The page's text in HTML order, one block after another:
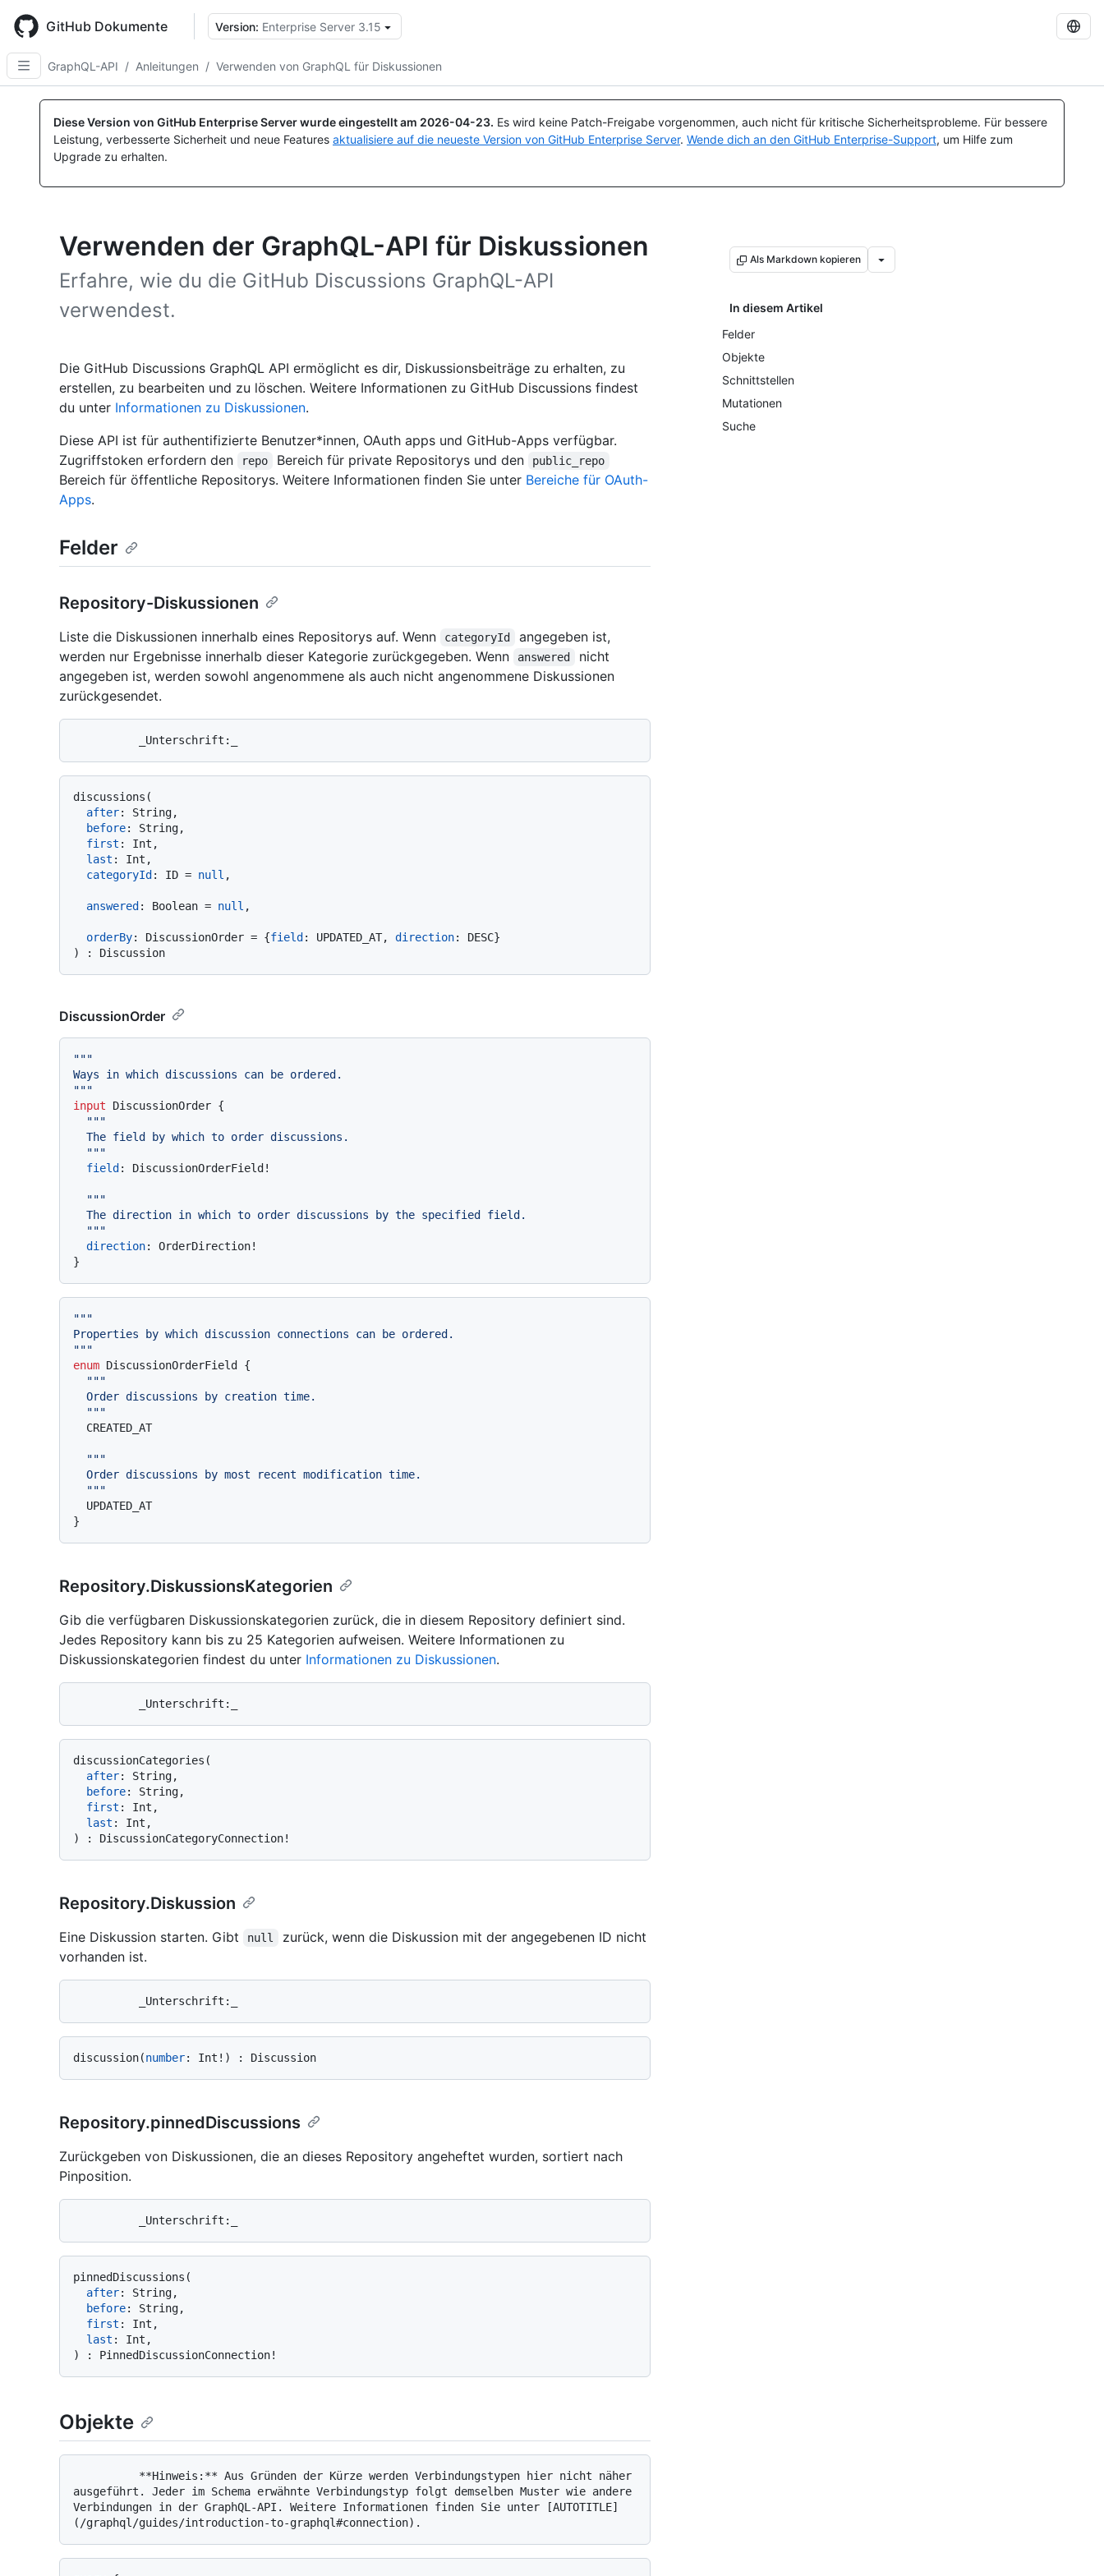
main
content
GitHub Dokumente Version: Enterprise Server 3.15
GraphQL-API / Anleitungen / Verwenden von GraphQL für Diskussionen
Diese Version von GitHub Enterprise Server wurde eingestellt am 2026-04-23. Es wird keine Patch-Freigabe vorgenommen, auch nicht für kritische Sicherheitsprobleme. Für bessere
Leistung, verbesserte Sicherheit und neue Features aktualisiere auf die neueste Version von GitHub Enterprise Server. Wende dich an den GitHub Enterprise-Support, um Hilfe zum
Upgrade zu erhalten.
Verwenden der GraphQL-API für Diskussionen
Erfahre, wie du die GitHub Discussions GraphQL-API
verwendest.
Als Markdown kopieren
In diesem Artikel
Felder
Objekte
Schnittstellen
Mutationen
Suche
Die GitHub Discussions GraphQL API ermöglicht es dir, Diskussionsbeiträge zu erhalten, zu
erstellen, zu bearbeiten und zu löschen. Weitere Informationen zu GitHub Discussions findest
du unter Informationen zu Diskussionen.
Diese API ist für authentifizierte Benutzer*innen, OAuth apps und GitHub-Apps verfügbar.
Zugriffstoken erfordern den
repo Bereich für private Repositorys und den public_repo
Bereich für öffentliche Repositorys. Weitere Informationen finden Sie unter Bereiche für OAuth-
Apps.
Felder
Repository-Diskussionen
Liste die Diskussionen innerhalb eines Repositorys auf. Wenn categoryId
angegeben ist,
werden nur Ergebnisse innerhalb dieser Kategorie zurückgegeben. Wenn
answered
nicht
angegeben ist, werden sowohl angenommene als auch nicht angenommene Diskussionen
zurückgesendet.
discussions (
after:
String,
before:
String,
first :
Int,
last :
Int,
categoryId : ID = null ,
answered : Boolean = null ,
orderBy: DiscussionOrder = {field : UPDATED_AT, direction: DESC}
)
:
DiscussionOrder
"""
Ways in which discussions can be ordered.
"""
input DiscussionOrder {
"""
  "
""
field : DiscussionOrderField !
"""
  "
""
direction: OrderDirection!
}
"""
Properties by which discussion connections can be ordered.
"""
enum DiscussionOrderField {
"""
  "
""
"""
  "
""
}
Repository.DiskussionsKategorien
Gib die verfügbaren Diskussionskategorien zurück, die in diesem Repository definiert sind.
Jedes Repository kann bis zu 25 Kategorien aufweisen. Weitere Informationen zu
Diskussionskategorien findest du unter Informationen zu Diskussionen.
discussionCategories (
after:
String,
before:
String,
first :
Int,
last :
)
: DiscussionCategoryConnection!
Repository.Diskussion
Eine Diskussion starten. Gibt null
zurück, wenn die Diskussion mit der angegebenen ID nicht
vorhanden ist.
discussion(number: Int ! ) :
Repository.pinnedDiscussions
Zurückgeben von Diskussionen, die an dieses Repository angeheftet wurden, sortiert nach
Pinposition.
pinnedDiscussions (
after:
String,
before:
String,
first :
Int,
last :
)
: PinnedDiscussionConnection!
Objekte
ausgeführt. Jeder im Schema erwähnte Verbindungstyp folgt demselben Muster wie andere
Verbindungen in der GraphQL-API. Weitere Informationen finden Sie unter [AUTOTITLE]